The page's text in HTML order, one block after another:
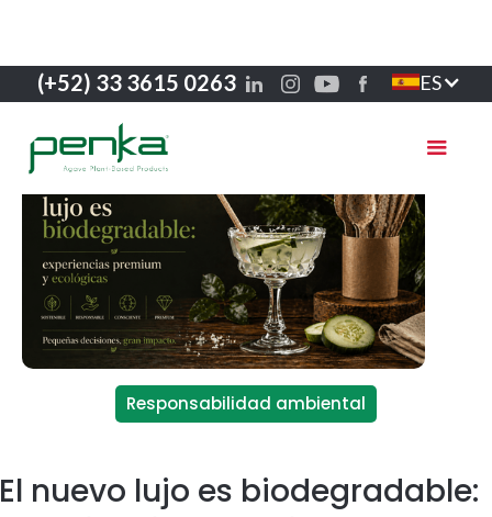
(+52) 33 3615 0263 ES
Responsabilidad ambiental
El nuevo lujo es biodegradable: